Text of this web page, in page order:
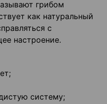
грибом
как натуральный
с
настроение.
систему;